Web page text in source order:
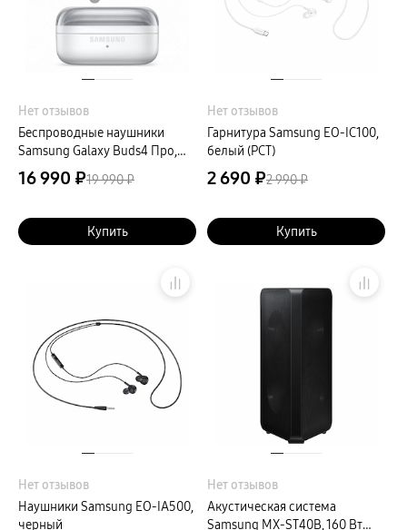
Нет отзывов
Беспроводные наушники
Samsung Galaxy Buds4 Про,
белый
16 990 ₽19 990 ₽
Купить
Нет отзывов
Гарнитура Samsung EO-IC100,
белый (РСТ)
2 690 ₽2 990 ₽
Купить
Нет отзывов
Наушники Samsung EO-IA500,
черный
Нет отзывов
Акустическая система
Samsung MX-ST40B, 160 Вт